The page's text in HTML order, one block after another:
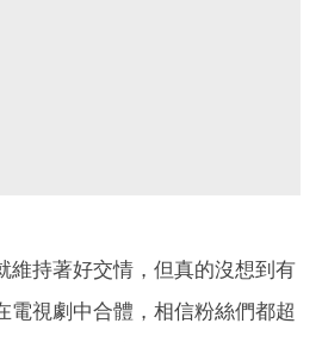
維持著好交情，但真的沒想到有
電視劇中合體，相信粉絲們都超